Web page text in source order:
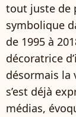
tout juste de
symbolique
de 1995 à
décoratrice
désormais la
s’est déjà
médias,